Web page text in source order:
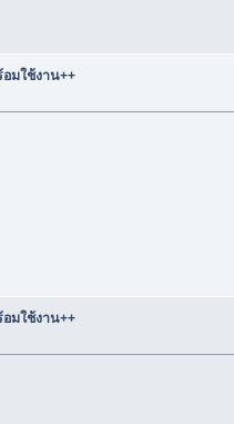
อมใช้งาน++
อมใช้งาน++